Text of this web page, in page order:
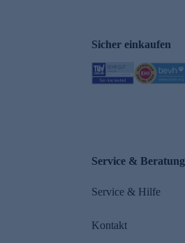
Sicher einkaufen
Service & Beratung
Service & Hilfe
Kontakt